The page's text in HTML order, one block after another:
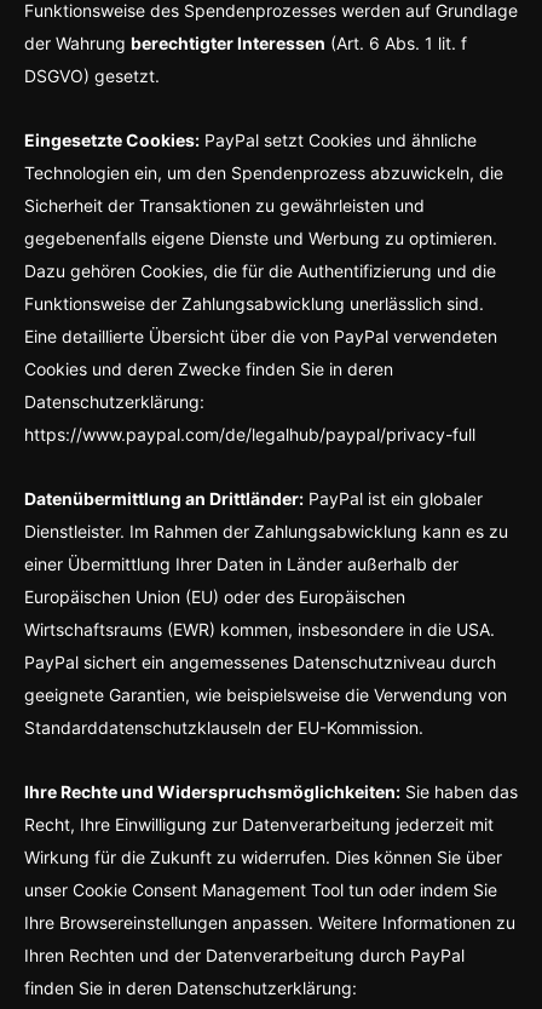
Funktionsweise des Spendenprozesses werden auf Grundlage
der Wahrung berechtigter Interessen (Art. 6 Abs. 1 lit. f
DSGVO) gesetzt.
Eingesetzte Cookies: PayPal setzt Cookies und ähnliche
Technologien ein, um den Spendenprozess abzuwickeln, die
Sicherheit der Transaktionen zu gewährleisten und
gegebenenfalls eigene Dienste und Werbung zu optimieren.
Dazu gehören Cookies, die für die Authentifizierung und die
Funktionsweise der Zahlungsabwicklung unerlässlich sind.
Eine detaillierte Übersicht über die von PayPal verwendeten
Cookies und deren Zwecke finden Sie in deren
Datenschutzerklärung:
https://www.paypal.com/de/legalhub/paypal/privacy-full
Datenübermittlung an Drittländer: PayPal ist ein globaler
Dienstleister. Im Rahmen der Zahlungsabwicklung kann es zu
einer Übermittlung Ihrer Daten in Länder außerhalb der
Europäischen Union (EU) oder des Europäischen
Wirtschaftsraums (EWR) kommen, insbesondere in die USA.
PayPal sichert ein angemessenes Datenschutzniveau durch
geeignete Garantien, wie beispielsweise die Verwendung von
Standarddatenschutzklauseln der EU-Kommission.
Ihre Rechte und Widerspruchsmöglichkeiten: Sie haben das
Recht, Ihre Einwilligung zur Datenverarbeitung jederzeit mit
Wirkung für die Zukunft zu widerrufen. Dies können Sie über
unser Cookie Consent Management Tool tun oder indem Sie
Ihre Browsereinstellungen anpassen. Weitere Informationen zu
Ihren Rechten und der Datenverarbeitung durch PayPal
finden Sie in deren Datenschutzerklärung: